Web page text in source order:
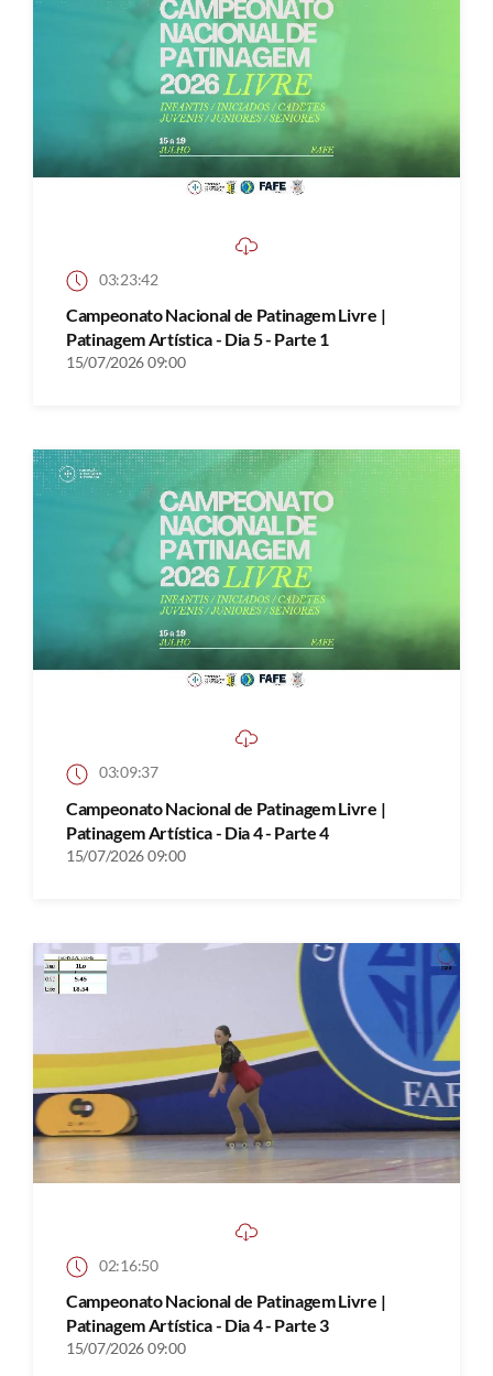
03:23:42
Campeonato Nacional de Patinagem Livre |
Patinagem Artística - Dia 5 - Parte 1
15/07/2026 09:00
03:09:37
Campeonato Nacional de Patinagem Livre |
Patinagem Artística - Dia 4 - Parte 4
15/07/2026 09:00
02:16:50
Campeonato Nacional de Patinagem Livre |
Patinagem Artística - Dia 4 - Parte 3
15/07/2026 09:00